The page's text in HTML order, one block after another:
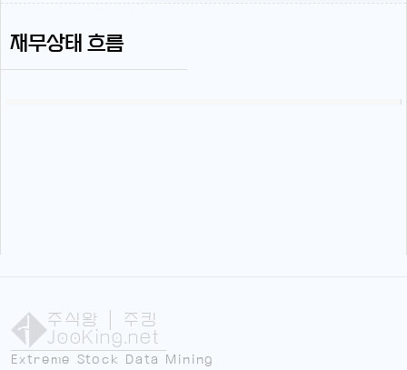
재무상태 흐름
주식왕 | 주킹
JooKing.net
Extreme Stock Data Mining